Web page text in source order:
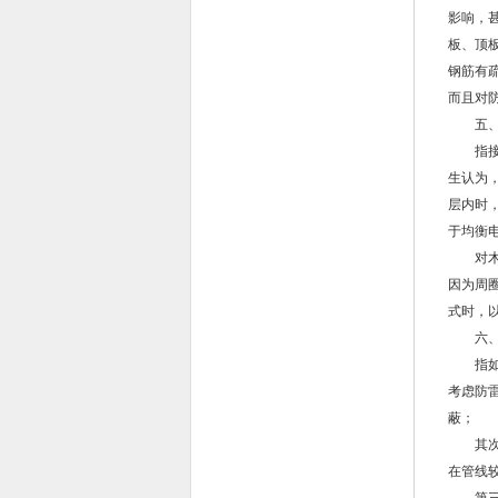
影响，
板、顶
钢筋有
而且对
五、
指接
生认为
层内时
于均衡
对木
因为周
式时，
六、
指如
考虑防
蔽；
其次
在管线